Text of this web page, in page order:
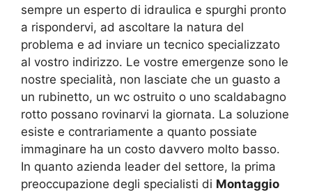
sempre un esperto di idraulica e spurghi pronto
a rispondervi, ad ascoltare la natura del
problema e ad inviare un tecnico specializzato
al vostro indirizzo. Le vostre emergenze sono le
nostre specialità, non lasciate che un guasto a
un rubinetto, un wc ostruito o uno scaldabagno
rotto possano rovinarvi la giornata. La soluzione
esiste e contrariamente a quanto possiate
immaginare ha un costo davvero molto basso.
In quanto azienda leader del settore, la prima
preoccupazione degli specialisti di Montaggio